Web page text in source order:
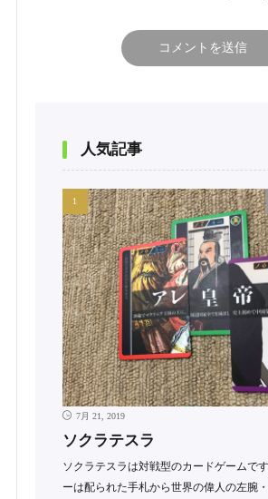
人気記事
7月 21, 2019
ソクラテスラ
ソクラテスラは対戦型のカードゲームで
ーは配られた手札から世界の偉人の左腕